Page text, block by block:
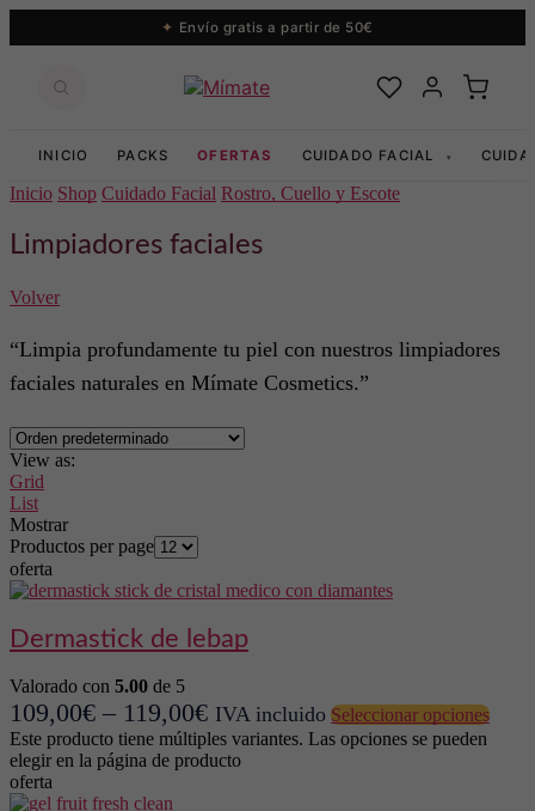
Envío gratis a partir de 50€
INICIO PACKS OFERTAS CUIDADO FACIAL ▾
Inicio Shop Cuidado Facial Rostro, Cuello y Escote
Limpiadores faciales
Volver
“Limpia profundamente tu piel con nuestros limpiadores
faciales naturales en Mímate Cosmetics.”
View as:
Grid
List
Mostrar
Productos per page
oferta
dermastick de lebap
Valorado con 5.00 de 5
109,00€ – 119,00€ IVA incluido Seleccionar opciones
Este producto tiene múltiples variantes. Las opciones se pueden
elegir en la página de producto
oferta